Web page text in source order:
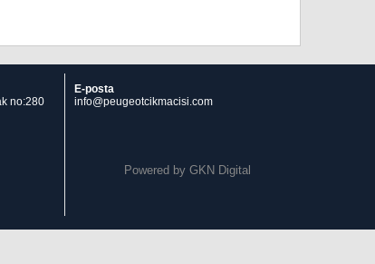
no:280
E-posta
info@peugeotcikmacisi.com
Powered by GKN Digital